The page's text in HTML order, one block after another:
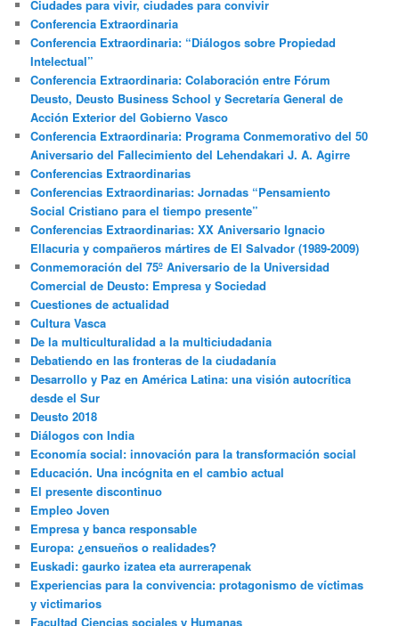
Ciudades para vivir, ciudades para convivir
Conferencia Extraordinaria
Conferencia Extraordinaria: “Diálogos sobre Propiedad
Intelectual”
Conferencia Extraordinaria: Colaboración entre Fórum
Deusto, Deusto Business School y Secretaría General de
Acción Exterior del Gobierno Vasco
Conferencia Extraordinaria: Programa Conmemorativo del 50
Aniversario del Fallecimiento del Lehendakari J. A. Agirre
Conferencias Extraordinarias
Conferencias Extraordinarias: Jornadas “Pensamiento
Social Cristiano para el tiempo presente”
Conferencias Extraordinarias: XX Aniversario Ignacio
Ellacuria y compañeros mártires de El Salvador (1989-2009)
Conmemoración del 75º Aniversario de la Universidad
Comercial de Deusto: Empresa y Sociedad
Cuestiones de actualidad
Cultura Vasca
De la multiculturalidad a la multiciudadania
Debatiendo en las fronteras de la ciudadanía
Desarrollo y Paz en América Latina: una visión autocrítica
desde el Sur
Deusto 2018
Diálogos con India
Economía social: innovación para la transformación social
Educación. Una incógnita en el cambio actual
El presente discontinuo
Empleo Joven
Empresa y banca responsable
Europa: ¿ensueños o realidades?
Euskadi: gaurko izatea eta aurrerapenak
Experiencias para la convivencia: protagonismo de víctimas
y victimarios
Facultad Ciencias sociales y Humanas